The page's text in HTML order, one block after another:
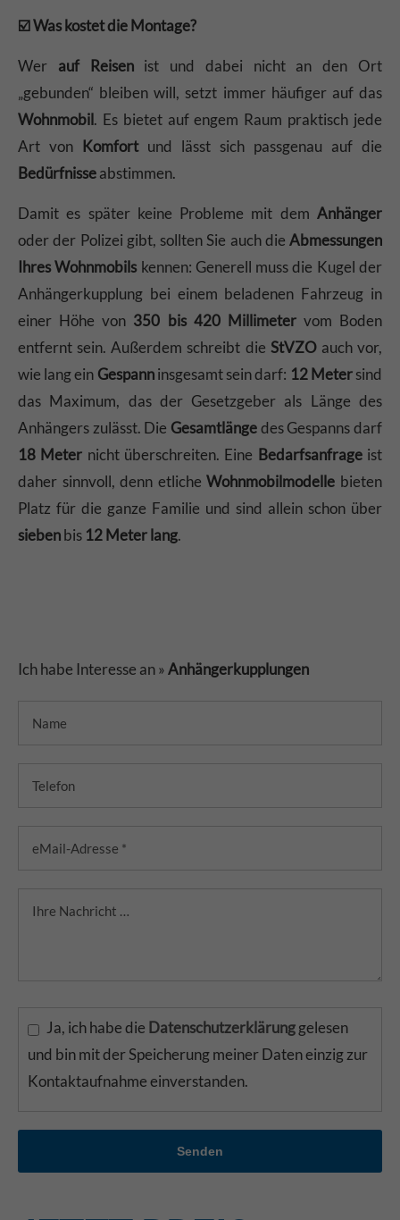
☑️ Was kostet die Montage?
Wer auf Reisenist und dabei nicht an den Ort
„gebunden“ bleiben will, setzt immer häufiger auf das
Wohnmobil. Es bietet auf engem Raum praktisch jede
Art von Komfortund lässt sich passgenau auf die
Bedürfnisseabstimmen.
Damit es später keine Probleme mit dem Anhänger
oder der Polizei gibt, sollten Sie auch die Abmessungen
Ihres Wohnmobils kennen: Generell muss die Kugel der
Anhängerkupplung bei einem beladenen Fahrzeug in
einer Höhe von 350 bis 420 Millimetervom Boden
entfernt sein. Außerdem schreibt die StVZOauch vor,
wie lang ein Gespanninsgesamt sein darf: 12 Metersind
das Maximum, das der Gesetzgeber als Länge des
Anhängers zulässt. Die Gesamtlängedes Gespanns darf
18 Meter nicht überschreiten. Eine Bedarfsanfrageist
daher sinnvoll, denn etlicheWohnmobilmodelle bieten
Platz für die ganze Familie und sind allein schon über
siebenbis 12 Meter lang.
Ich habe Interesse an »Anhängerkupplungen
Ja, ich habe die Datenschutzerklärunggelesen
und bin mit der Speicherung meiner Daten einzig zur
Kontaktaufnahme einverstanden.
Senden